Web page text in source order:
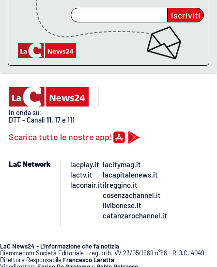
Iscriviti
In onda su:
DTT - Canali 11, 17 e 111
Scarica tutte le nostre app!
LaC Network
lacplay.it
lactv.it
laconair.it
lacitymag.it
lacapitalenews.it
ilreggino.it
cosenzachannel.it
ilvibonese.it
catanzarochannel.it
LaC News24 - L’informazione che fa notizia
Diemmecom Società Editoriale - reg. trib. VV 23/05/1989 n°68 - R.O.C. 4049
Direttore Responsabile Francesco Laratta